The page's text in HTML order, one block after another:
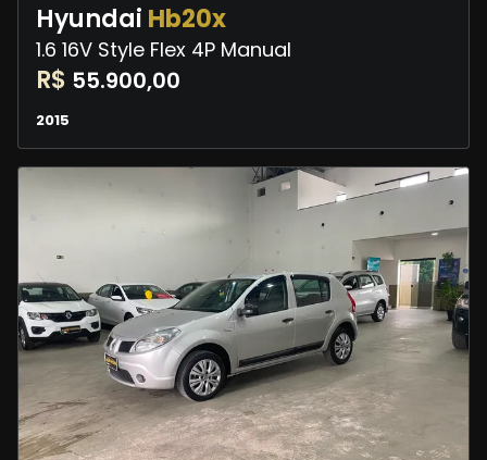
Hyundai Hb20x
1.6 16V Style Flex 4P Manual
R$ 55.900,00
2015